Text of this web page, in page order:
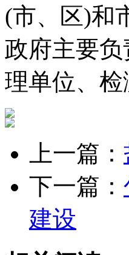
(市、区)和
政府主要
理单位、
上一篇：
下一篇：
建设